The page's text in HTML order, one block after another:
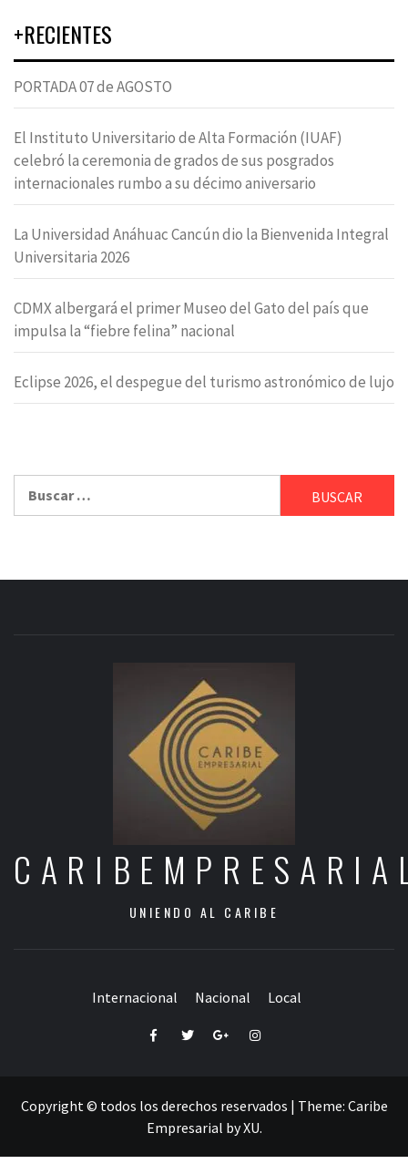
+RECIENTES
PORTADA 07 de AGOSTO
El Instituto Universitario de Alta Formación (IUAF)
celebró la ceremonia de grados de sus posgrados
internacionales rumbo a su décimo aniversario
La Universidad Anáhuac Cancún dio la Bienvenida Integral
Universitaria 2026
CDMX albergará el primer Museo del Gato del país que
impulsa la “fiebre felina” nacional
Eclipse 2026, el despegue del turismo astronómico de lujo
UNIENDO AL CARIBE
Internacional Nacional Local
FacebookTwitterGoogle+Instagram
Copyright © todos los derechos reservados | Theme: Caribe
Empresarial byXU.